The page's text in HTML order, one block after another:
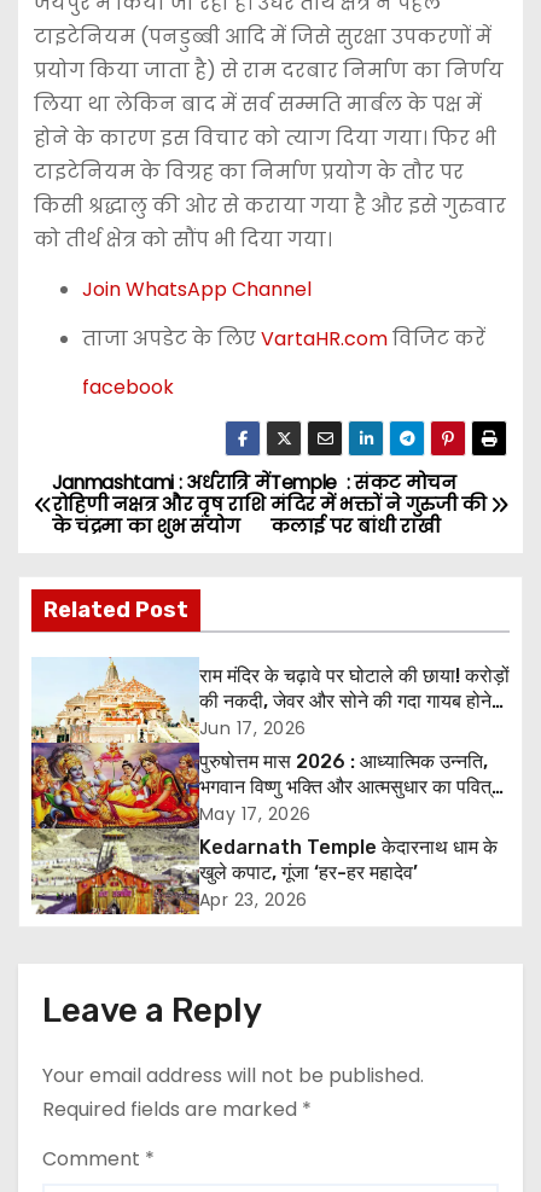
टाइटेनियम (पनडुब्बी आदि में जिसे सुरक्षा उपकरणों में
प्रयोग किया जाता है) से राम दरबार निर्माण का निर्णय
लिया था लेकिन बाद में सर्व सम्मति मार्बल के पक्ष में
होने के कारण इस विचार को त्याग दिया गया। फिर भी
टाइटेनियम के विग्रह का निर्माण प्रयोग के तौर पर
किसी श्रद्धालु की ओर से कराया गया है और इसे गुरुवार
को तीर्थ क्षेत्र को सौंप भी दिया गया।
Join WhatsApp Channel
ताजा अपडेट के लिएVartaHR.comविजिट करें
facebook
P
s
t
a
v
i
g
t
o
n
Temple : संकट मोचन
मंदिर में भक्तों ने गुरुजी की
कलाई पर बांधी राखी
Janmashtami : अर्धरात्रि में
रोहिणी नक्षत्र और वृष राशि
के चंद्रमा का शुभ संयोग
Related Post
राम मंदिर के चढ़ावे पर घोटाले की छाया! करोड़ों
की नकदी, जेवर और सोने की गदा गायब होने
के आरोप, SIT जांच शुरू
Jun 17, 2026
पुरुषोत्तम मास 2026 : आध्यात्मिक उन्नति,
भगवान विष्णु भक्ति और आत्मसुधार का पवित्र
अवसर
May 17, 2026
Kedarnath Temple केदारनाथ धाम के
खुले कपाट, गूंजा ‘हर-हर महादेव’
Apr 23, 2026
Leave a Reply
Your email address will not be published.
Required fields are marked *
Comment *